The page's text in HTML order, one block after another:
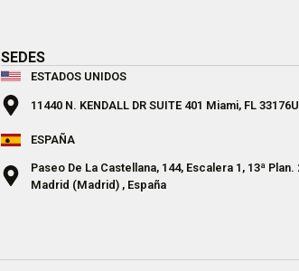
SEDES
ESTADOS UNIDOS
11440 N. KENDALL DR SUITE 401 Miami, FL
ESPAÑA
Paseo De La Castellana, 144, Escalera 1, 13ª Plan.
Madrid (Madrid) , España